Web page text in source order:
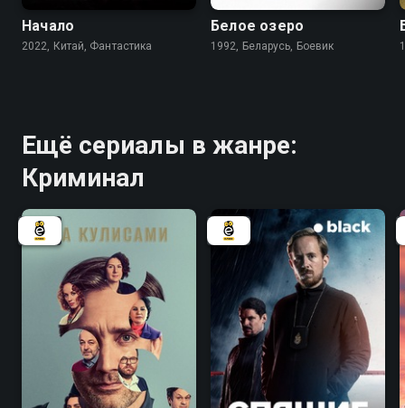
Начало
2022, Китай, Фантастика
Белое озеро
1992, Беларусь, Боевик
Ещё сериалы в жанре:
Криминал